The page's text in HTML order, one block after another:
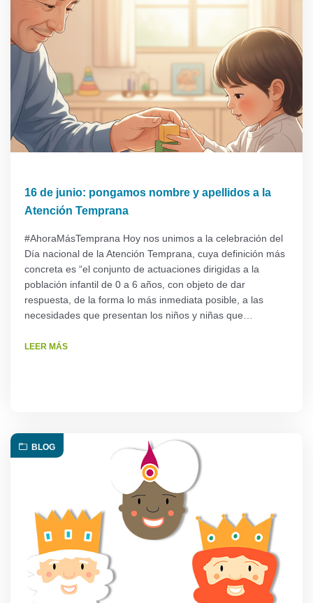
16 de junio: pongamos nombre y apellidos a la
Atención Temprana
#AhoraMásTemprana Hoy nos unimos a la celebración del
Día nacional de la Atención Temprana, cuya definición más
concreta es “el conjunto de actuaciones dirigidas a la
población infantil de 0 a 6 años, con objeto de dar
respuesta, de la forma lo más inmediata posible, a las
necesidades que presentan los niños y niñas que…
LEER MÁS
BLOG